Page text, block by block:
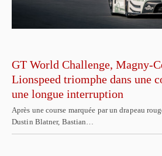
GT World Challenge, Magny-
Lionspeed triomphe dans une
une longue interruption
Après une course marquée par un drapeau
Dustin Blatner, Bastian…